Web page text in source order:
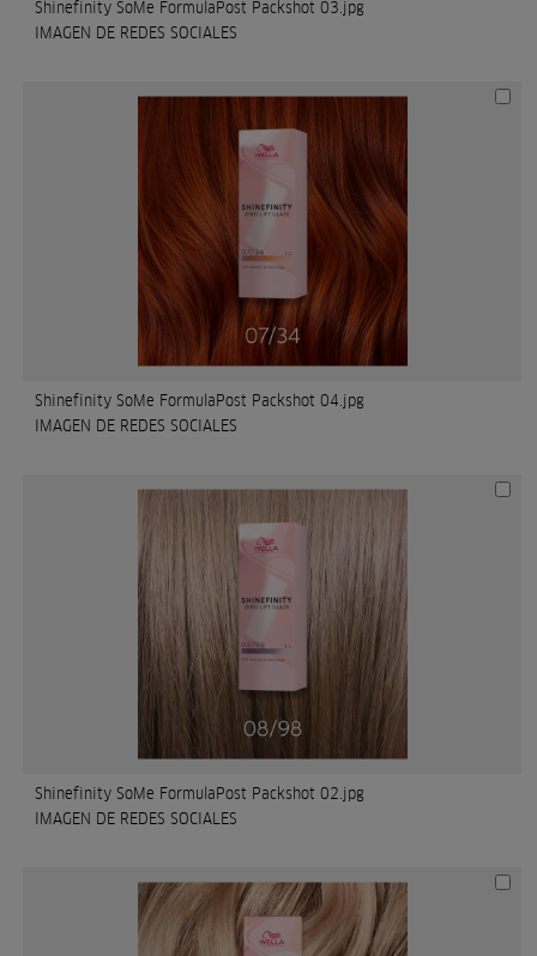
Shinefinity SoMe FormulaPost Packshot 03.jpg
IMAGEN DE REDES SOCIALES
Shinefinity SoMe FormulaPost Packshot 04.jpg
IMAGEN DE REDES SOCIALES
Shinefinity SoMe FormulaPost Packshot 02.jpg
IMAGEN DE REDES SOCIALES